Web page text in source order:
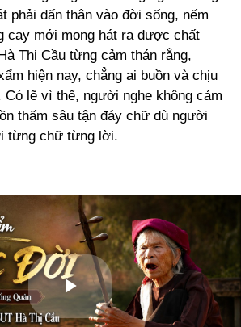
phải dấn thân vào đời sống, nếm
cay mới mong hát ra được chất
Thị Cầu từng cảm thán rằng,
hiện nay, chẳng ai buồn và chịu
lẽ vì thế, người nghe không cảm
thấm sâu tận đáy chữ dù người
từng chữ từng lời.
Play